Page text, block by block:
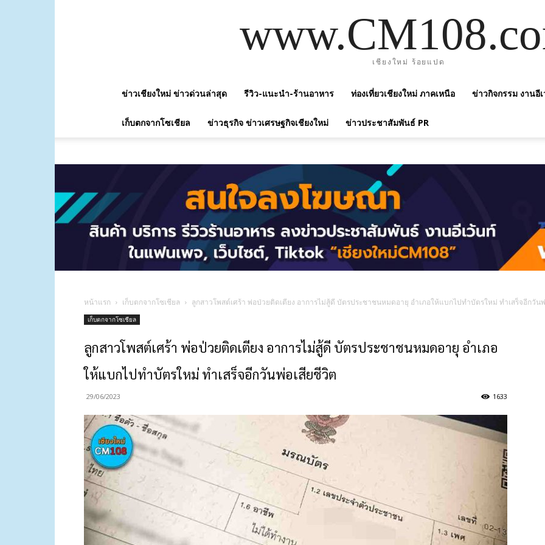
เชียงใหม่ ร้อยแปด
ข่าวเชียงใหม่ ข่าวด่วนล่าสุด รีวิว-แนะนำ-ร้านอาหาร ท่องเที่ยวเชียงใหม่ ภาคเหนือ ข่าวกิจกรรม งานอี
เก็บตกจากโซเชียล ข่าวธุรกิจ ข่าวเศรษฐกิจเชียงใหม่ ข่าวประชาสัมพันธ์ PR
หน้าแรก เก็บตกจากโซเชียล ลูกสาวโพสต์เศร้า พ่อป่วยติดเตียง อาการไม่สู้ดี บัตรประชาชนหมดอายุ อำเภอให้แบกไปทำบัตรใหม่ ทำเสร็จอีกวัน
เก็บตกจากโซเชียล
ลูกสาวโพสต์เศร้า พ่อป่วยติดเตียง อาการไม่สู้ดี บัตรประชาชนหมดอายุ อำเภอ
ให้แบกไปทำบัตรใหม่ ทำเสร็จอีกวันพ่อเสียชีวิต
29/06/2023 1633